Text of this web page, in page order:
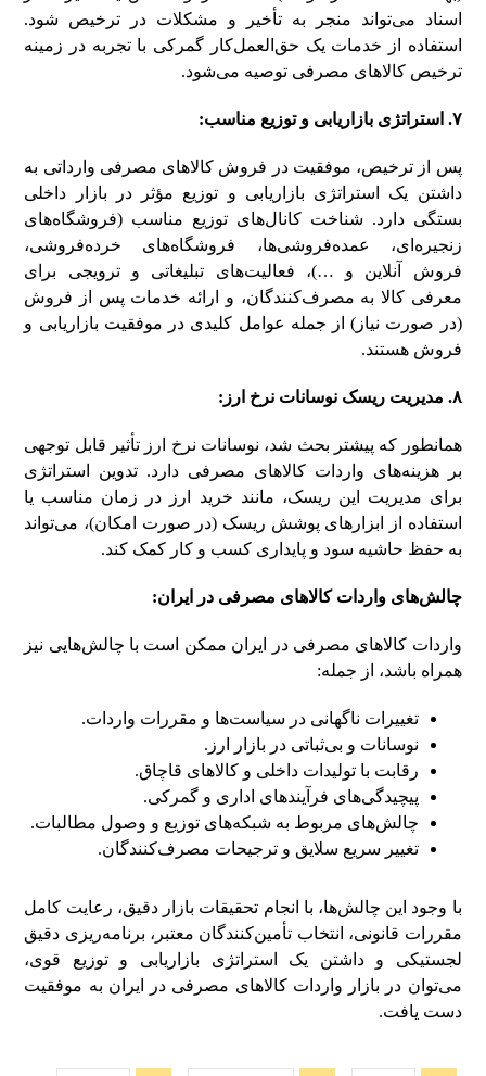
اسناد می‌تواند منجر به تأخیر و مشکلات در ترخیص شود.
استفاده از خدمات یک حق‌العمل‌کار گمرکی با تجربه در زمینه
ترخیص کالاهای مصرفی توصیه می‌شود.
۷. استراتژی بازاریابی و توزیع مناسب:
پس از ترخیص، موفقیت در فروش کالاهای مصرفی وارداتی به
داشتن یک استراتژی بازاریابی و توزیع مؤثر در بازار داخلی
بستگی دارد. شناخت کانال‌های توزیع مناسب (فروشگاه‌های
زنجیره‌ای، عمده‌فروشی‌ها، فروشگاه‌های خرده‌فروشی،
فروش آنلاین و …)، فعالیت‌های تبلیغاتی و ترویجی برای
معرفی کالا به مصرف‌کنندگان، و ارائه خدمات پس از فروش
(در صورت نیاز) از جمله عوامل کلیدی در موفقیت بازاریابی و
فروش هستند.
۸. مدیریت ریسک نوسانات نرخ ارز:
همانطور که پیشتر بحث شد، نوسانات نرخ ارز تأثیر قابل توجهی
بر هزینه‌های واردات کالاهای مصرفی دارد. تدوین استراتژی
برای مدیریت این ریسک، مانند خرید ارز در زمان مناسب یا
استفاده از ابزارهای پوشش ریسک (در صورت امکان)، می‌تواند
به حفظ حاشیه سود و پایداری کسب و کار کمک کند.
چالش‌های واردات کالاهای مصرفی در ایران:
واردات کالاهای مصرفی در ایران ممکن است با چالش‌هایی نیز
همراه باشد، از جمله:
تغییرات ناگهانی در سیاست‌ها و مقررات واردات.
نوسانات و بی‌ثباتی در بازار ارز.
رقابت با تولیدات داخلی و کالاهای قاچاق.
پیچیدگی‌های فرآیندهای اداری و گمرکی.
چالش‌های مربوط به شبکه‌های توزیع و وصول مطالبات.
تغییر سریع سلایق و ترجیحات مصرف‌کنندگان.
با وجود این چالش‌ها، با انجام تحقیقات بازار دقیق، رعایت کامل
مقررات قانونی، انتخاب تأمین‌کنندگان معتبر، برنامه‌ریزی دقیق
لجستیکی و داشتن یک استراتژی بازاریابی و توزیع قوی،
می‌توان در بازار واردات کالاهای مصرفی در ایران به موفقیت
دست یافت.